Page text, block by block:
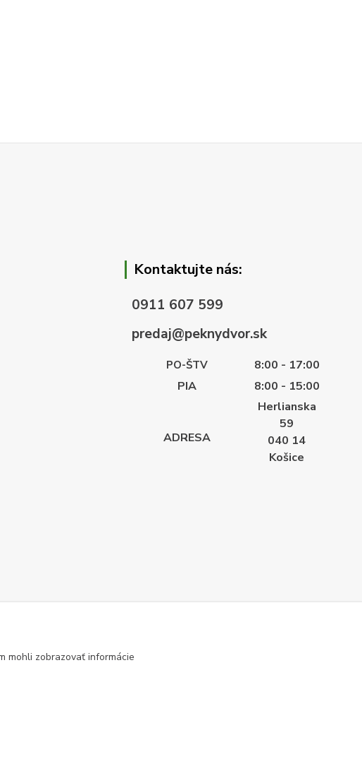
Kontaktujte nás:
0911 607 599
predaj@peknydvor.sk
PO-ŠTV
8:00 - 17:00
PIA
8:00 - 15:00
ADRESA
Herlianska
59
040 14
Košice
mohli zobrazovať informácie